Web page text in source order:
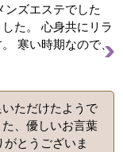
ンズエステでした
た。 心身共にリラ
寒い時期なので、
ただけたようで
、優しいお言葉
とうございま